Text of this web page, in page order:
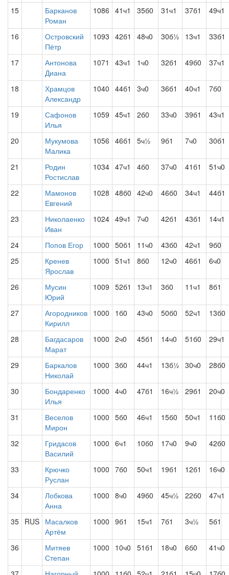
15
Барканов
Роман
1086 41ч1 35б0 31ч1 37б1 49ч1
16
Островский
Пётр
1093 42б1 48ч0 30б½ 13ч1 33б1
17
Антонова
Диана
1071 43ч1 1ч0 32б1 49б0 37ч1
18
Храмцов
Александр
1040 44б1 3ч0 36б1 40ч1 7б0
19
Сафонов
Илья
1059 45ч1 2б0 33ч0 39б1 43ч1
20
Мукумова
Малика
1056 46б1 5ч½ 9б1 7ч0 30б1
21
Родин
Ростислав
1034 47ч1 4б0 37ч0 41б1 51ч0
22
Мамонов
Евгений
1028 48б0 42ч0 46б0 34ч1 44б1
23
Николаенко
Иван
1024 49ч1 7ч0 42б1 43б1 14ч1
24 Попов Егор 1000 50б1 11ч0 43б0 42ч1
9б0
25
Кренев
Ярослав
1000 51ч1 8б0 12ч0 46б1 6ч0
26
Мусин
Юрий
1009 52б1 13ч1 3б0 11ч1 8б1
27
Агородников
Кирилл
1000 1б0 43ч0 50б0 52ч1 13б0
28
Багдасаров
Марат
1000 2ч0 45б1 14ч0 51б0 29ч1
29
Баркалов
Николай
1000 3б0 44ч1 13б½ 30ч0 28б0
30
Бондаренко
Илья
1000 4ч0 47б1 16ч½ 29б1 20ч0
31
Веселов
Мирон
1000 5б0 46ч1 15б0 50ч1 11б0
32
Гридасов
Василий
1000 6ч1 10б0 17ч0 9ч0 42б0
33
Крючко
Руслан
1000 7б0 50ч1 19б1 12б1 16ч0
34
Лобкова
Анна
1000 8ч0 49б0 45ч½ 22б0 47ч1
35 RUS Масалков
Артём
1000 9б1 15ч1 7б1 3ч½ 5б1
36
Митяев
Степан
1000 10ч0 51б1 18ч0 6б0 41ч0